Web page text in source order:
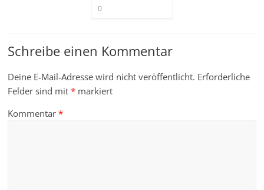
0
Schreibe einen Kommentar
Deine E-Mail-Adresse wird nicht veröffentlicht. Erforderliche
Felder sind mit* markiert
Kommentar*